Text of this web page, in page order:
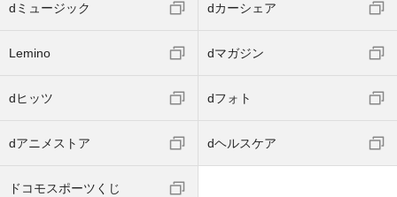
dミュージック dカーシェア
Lemino dマガジン
dヒッツ dフォト
dアニメストア dヘルスケア
ドコモスポーツくじ